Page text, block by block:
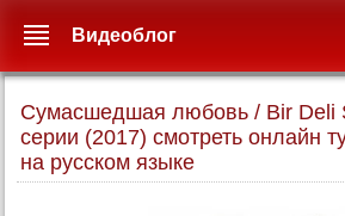
Сумасшедшая любовь / Bir Deli
серии (2017) смотреть онлайн
на русском языке
Видеоблог